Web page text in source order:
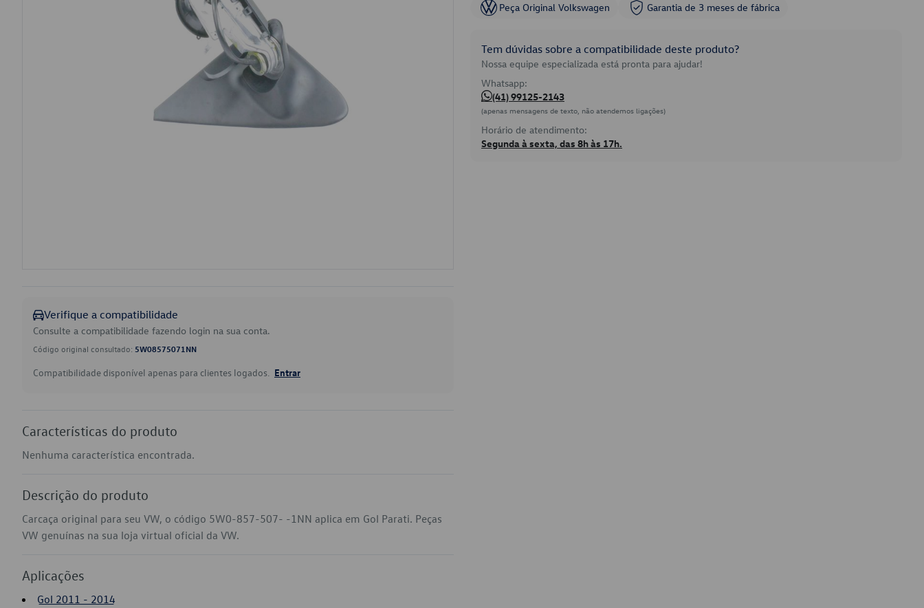
Verifique a compatibilidade
Consulte a compatibilidade fazendo login na sua conta.
Código original consultado: 5W08575071NN
Compatibilidade disponível apenas para clientes logados. Entrar
Características do produto
Nenhuma característica encontrada.
Descrição do produto
Carcaça original para seu VW, o código 5W0-857-507- -1NN aplica em Gol Parati. Peças
VW genuínas na sua loja virtual oficial da VW.
Aplicações
Gol 2011 - 2014
Peça Original Volkswagen Garantia de 3 meses de fábrica
Tem dúvidas sobre a compatibilidade deste produto?
Nossa equipe especializada está pronta para ajudar!
Whatsapp:
(41) 99125-2143
(apenas mensagens de texto, não atendemos ligações)
Horário de atendimento:
Segunda à sexta, das 8h às 17h.